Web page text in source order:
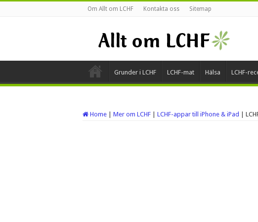
Om Allt om LCHF Kontakta oss Sitemap
Grunder i LCHF LCHF-mat Hälsa LCHF-
Home Mer om LCHF LCHF-appar till iPhone & iPad